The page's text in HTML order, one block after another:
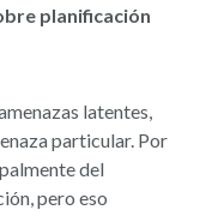
planificación
latentes,
particular. Por
del
pero eso